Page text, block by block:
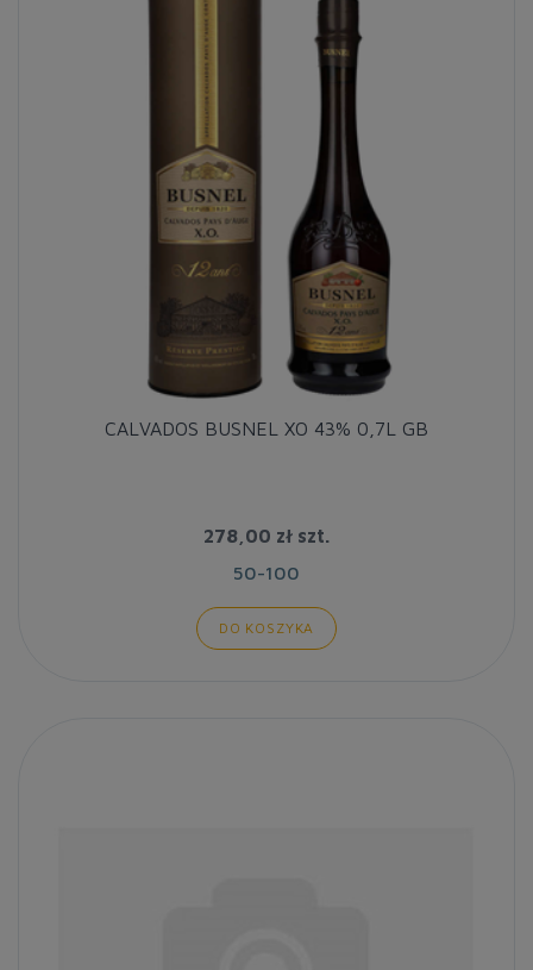
CALVADOS BUSNEL XO 43% 0,7L GB
278,00 zł szt.
50-100
DO KOSZYKA